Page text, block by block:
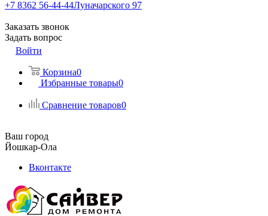
+7 8362 56-44-44Луначарского 97
Заказать звонок
Задать вопрос
Войти
Корзина0
Избранные товары0
Сравнение товаров0
Ваш город
Йошкар-Ола
Вконтакте